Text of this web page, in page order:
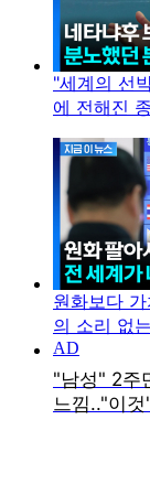
"세계의 선
에 전해진
원화보다
의 소리 없